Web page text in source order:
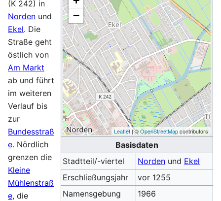
−
Leaflet | ©OpenStreetMapcontributors
Basisdaten
Stadtteil/-viertel
Norden und Ekel
Erschließungsjahr
vor 1255
Namensgebung
1966
(K 242) in
Norden und
Ekel. Die
Straße geht
östlich von
Am Markt
ab und führt
im weiteren
Verlauf bis
zur
Bundesstraß
e. Nördlich
grenzen die
Kleine
Mühlenstraß
e, die